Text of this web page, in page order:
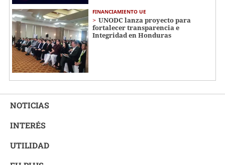
FINANCIAMIENTO UE
UNODC lanza proyecto para
fortalecer transparencia e
Integridad en Honduras
NOTICIAS
INTERÉS
UTILIDAD